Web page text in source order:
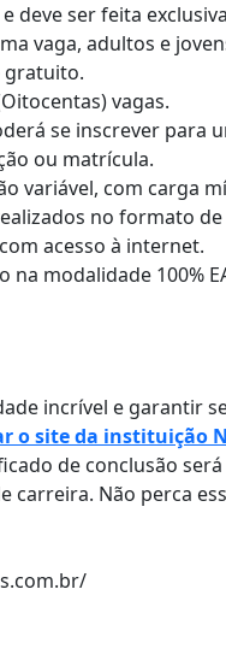
deve ser feita
vaga, adultos e
gratuito.
vagas.
se inscrever para
ou matrícula.
variável, com carga
no formato
acesso à internet.
na modalidade 100%
incrível e garantir
o site da instituição
de conclusão
carreira. Não perca